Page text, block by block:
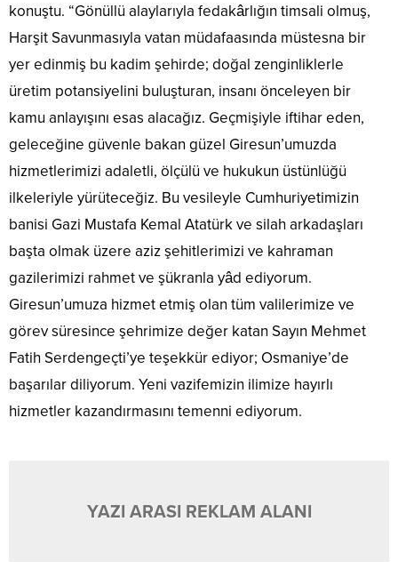
konuştu. “Gönüllü alaylarıyla fedakârlığın timsali olmuş,
Harşit Savunmasıyla vatan müdafaasında müstesna bir
yer edinmiş bu kadim şehirde; doğal zenginliklerle
üretim potansiyelini buluşturan, insanı önceleyen bir
kamu anlayışını esas alacağız. Geçmişiyle iftihar eden,
geleceğine güvenle bakan güzel Giresun’umuzda
hizmetlerimizi adaletli, ölçülü ve hukukun üstünlüğü
ilkeleriyle yürüteceğiz. Bu vesileyle Cumhuriyetimizin
banisi Gazi Mustafa Kemal Atatürk ve silah arkadaşları
başta olmak üzere aziz şehitlerimizi ve kahraman
gazilerimizi rahmet ve şükranla yâd ediyorum.
Giresun’umuza hizmet etmiş olan tüm valilerimize ve
görev süresince şehrimize değer katan Sayın Mehmet
Fatih Serdengeçti’ye teşekkür ediyor; Osmaniye’de
başarılar diliyorum. Yeni vazifemizin ilimize hayırlı
hizmetler kazandırmasını temenni ediyorum.
YAZI ARASI REKLAM ALANI